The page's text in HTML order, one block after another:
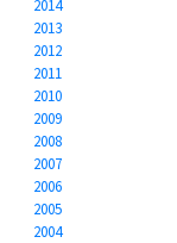
2014
2013
2012
2011
2010
2009
2008
2007
2006
2005
2004